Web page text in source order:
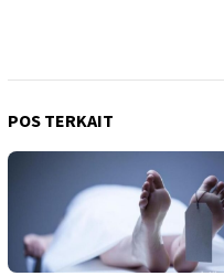
POS TERKAIT